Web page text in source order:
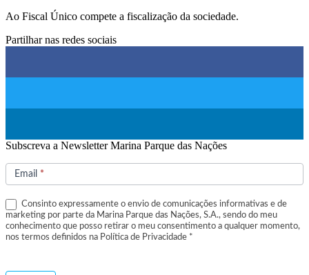
Ao Fiscal Único compete a fiscalização da sociedade.
Partilhar nas redes sociais
Subscreva a Newsletter Marina Parque das Nações
de
Newsletter
Email *
Consinto expressamente o envio de comunicações informativas e de
marketing por parte da Marina Parque das Nações, S.A., sendo do meu
conhecimento que posso retirar o meu consentimento a qualquer momento,
nos termos definidos na Política de Privacidade *